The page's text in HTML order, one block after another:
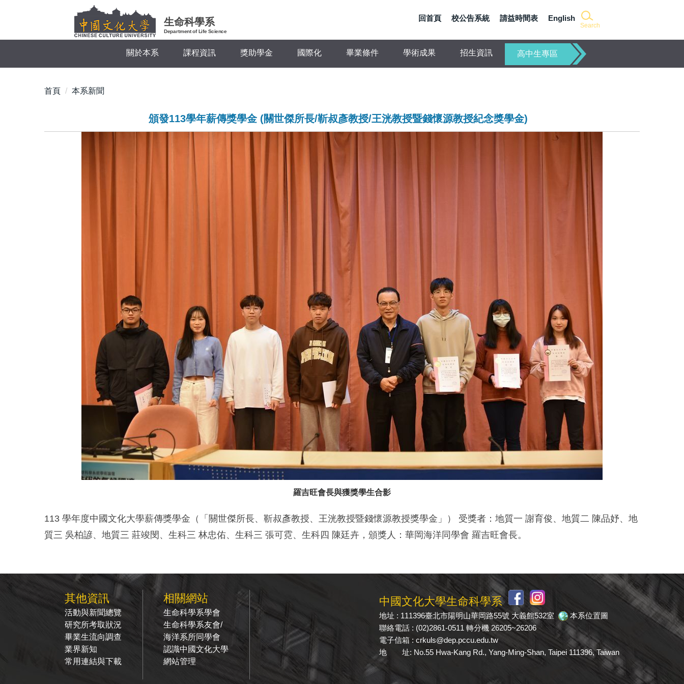
容
生命科學系
Department of Life Science
Search
回首頁 校公告系統 請益時間表 English
關於本系 課程資訊 獎助學金 國際化 畢業條件 學術成果 招生資訊 高中生專區
首頁 本系新聞
頒發113學年薪傳獎學金 (關世傑所長/靳叔彥教授/王洸教授暨錢懷源教授紀念獎學金)
羅吉旺會長與獲獎學生合影
113 學年度中國文化大學薪傳獎學金（「關世傑所長、靳叔彥教授、王洸教授暨錢懷源教授獎學金」） 受獎者：地質一 謝育俊、地質二 陳品妤、地
質三 吳柏諺、地質三 莊竣閔、生科三 林忠佑、生科三 張可霓、生科四 陳廷卉，頒獎人：華岡海洋同學會 羅吉旺會長。
其他資訊
活動與新聞總覽
研究所考取狀況
畢業生流向調查
業界新知
常用連結與下載
相關網站
生命科學系學會
生命科學系友會/
海洋系所同學會
認識中國文化大學
網站管理
中國文化大學生命科學系
地址 : 111396臺北市陽明山華岡路55號 大義館532室
本系位置圖
聯絡電話 : (02)2861-0511 轉分機 26205~26206
電子信箱 : crkuls@dep.pccu.edu.tw
地 址: No.55 Hwa-Kang Rd., Yang-Ming-Shan, Taipei 111396, Taiwan